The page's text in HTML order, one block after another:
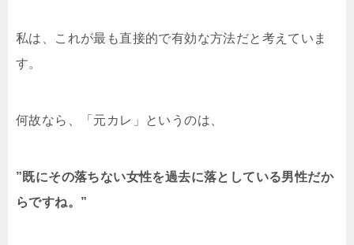
私は、これが最も直接的で有効な方法だと考えていま
す。
何故なら、「元カレ」というのは、
”既にその落ちない女性を過去に落としている男性だか
らですね。”